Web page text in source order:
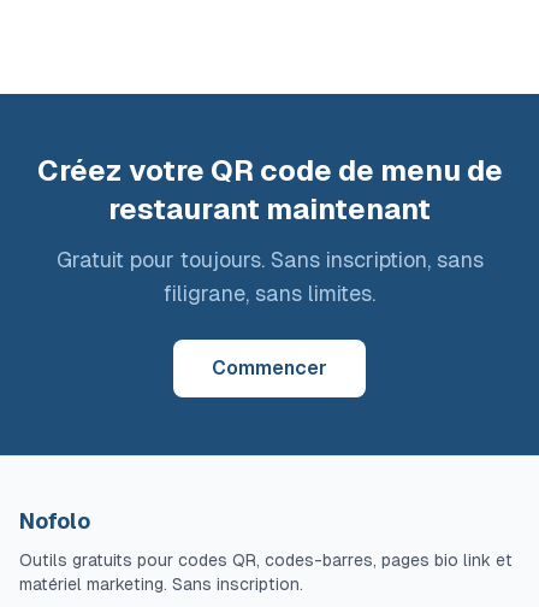
Créez votre QR code de menu de
restaurant maintenant
Gratuit pour toujours. Sans inscription, sans
filigrane, sans limites.
Commencer
Nofolo
Outils gratuits pour codes QR, codes-barres, pages bio link et
matériel marketing. Sans inscription.